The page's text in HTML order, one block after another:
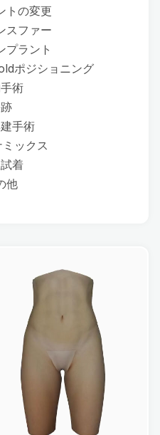
トの変更
スファー
プラント
ポジショニング
術
手術
ックス
着
他